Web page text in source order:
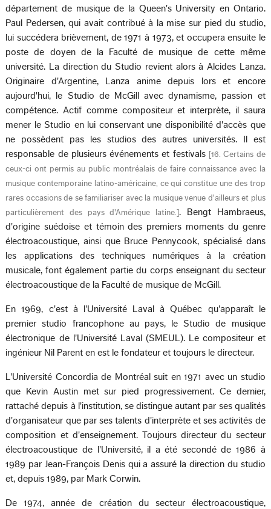
département de musique de la Queen's University en Ontario.
Paul Pedersen, qui avait contribué à la mise sur pied du studio,
lui succédera brièvement, de 1971 à 1973, et occupera ensuite le
poste de doyen de la Faculté de musique de cette même
université. La direction du Studio revient alors à Alcides Lanza.
Originaire d'Argentine, Lanza anime depuis lors et encore
aujourd'hui, le Studio de McGill avec dynamisme, passion et
compétence. Actif comme compositeur et interprète, il saura
mener le Studio en lui conservant une disponibilité d'accès que
ne possèdent pas les studios des autres universités. Il est
responsable de plusieurs événements et festivals
[16. Certains de
ceux-ci ont permis au public montréalais de faire connaissance avec la
musique contemporaine latino-américaine, ce qui constitue une des trop
rares occasions de se familiariser avec la musique venue d'ailleurs et plus
particulièrement des pays d'Amérique latine. ]. Bengt Hambraeus,
d'origine suédoise et témoin des premiers moments du genre
électroacoustique, ainsi que Bruce Pennycook, spécialisé dans
les applications des techniques numériques à la création
musicale, font également partie du corps enseignant du secteur
électroacoustique de la Faculté de musique de McGill.
En 1969, c'est à l'Université Laval à Québec qu'apparaît le
premier studio francophone au pays, le Studio de musique
électronique de l'Université Laval (SMEUL). Le compositeur et
ingénieur Nil Parent en est le fondateur et toujours le directeur.
L'Université Concordia de Montréal suit en 1971 avec un studio
que Kevin Austin met sur pied progressivement. Ce dernier,
rattaché depuis à l'institution, se distingue autant par ses qualités
d'organisateur que par ses talents d'interprète et ses activités de
composition et d'enseignement. Toujours directeur du secteur
électroacoustique de l'Université, il a été secondé de 1986 à
1989 par Jean-François Denis qui a assuré la direction du studio
et, depuis 1989, par Mark Corwin.
De 1974, année de création du secteur électroacoustique,